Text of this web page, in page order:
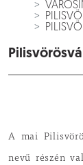
A mai
nevű részén